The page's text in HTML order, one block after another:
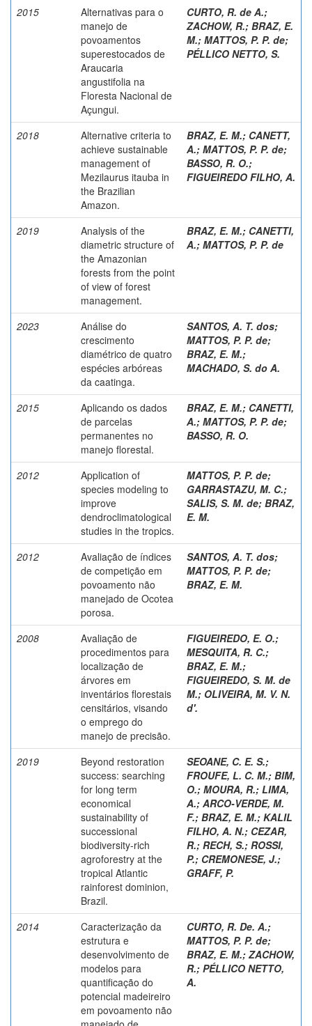
2015
Alternativas para o
manejo de
povoamentos
superestocados de
Araucaria
angustifolia na
Floresta Nacional de
Açungui.
CURTO, R. de A.;
ZACHOW, R.; BRAZ, E.
M.; MATTOS, P. P. de;
PÉLLICO NETTO, S.
2018
Alternative criteria to
achieve sustainable
management of
Mezilaurus itauba in
the Brazilian
Amazon.
BRAZ, E. M.; CANETT,
A.; MATTOS, P. P. de;
BASSO, R. O.;
FIGUEIREDO FILHO, A.
2019
Analysis of the
diametric structure of
the Amazonian
forests from the point
of view of forest
management.
BRAZ, E. M.; CANETTI,
A.; MATTOS, P. P. de
2023
Análise do
crescimento
diamétrico de quatro
espécies arbóreas
da caatinga.
SANTOS, A. T. dos;
MATTOS, P. P. de;
BRAZ, E. M.;
MACHADO, S. do A.
2015
Aplicando os dados
de parcelas
permanentes no
manejo florestal.
BRAZ, E. M.; CANETTI,
A.; MATTOS, P. P. de;
BASSO, R. O.
2012
Application of
species modeling to
improve
dendroclimatological
studies in the tropics.
MATTOS, P. P. de;
GARRASTAZU, M. C.;
SALIS, S. M. de; BRAZ,
E. M.
2012
Avaliação de índices
de competição em
povoamento não
manejado de Ocotea
porosa.
SANTOS, A. T. dos;
MATTOS, P. P. de;
BRAZ, E. M.
2008
Avaliação de
procedimentos para
localização de
árvores em
inventários florestais
censitários, visando
o emprego do
manejo de precisão.
FIGUEIREDO, E. O.;
MESQUITA, R. C.;
BRAZ, E. M.;
FIGUEIREDO, S. M. de
M.; OLIVEIRA, M. V. N.
d'.
2019
Beyond restoration
success: searching
for long term
economical
sustainability of
successional
biodiversity-rich
agroforestry at the
tropical Atlantic
rainforest dominion,
Brazil.
SEOANE, C. E. S.;
FROUFE, L. C. M.; BIM,
O.; MOURA, R.; LIMA,
A.; ARCO-VERDE, M.
F.; BRAZ, E. M.; KALIL
FILHO, A. N.; CEZAR,
R.; RECH, S.; ROSSI,
P.; CREMONESE, J.;
GRAFF, P.
2014
Caracterização da
estrutura e
desenvolvimento de
modelos para
quantificação do
potencial madeireiro
em povoamento não
CURTO, R. De. A.;
MATTOS, P. P. de;
BRAZ, E. M.; ZACHOW,
R.; PÉLLICO NETTO,
A.